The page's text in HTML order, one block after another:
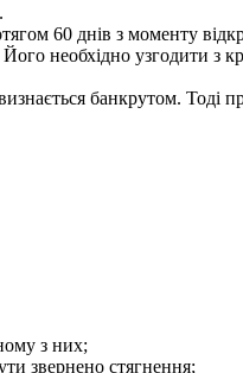
60 днів з моменту
необхідно узгодити з
банкрутом. Тоді
з них;
звернено стягнення;